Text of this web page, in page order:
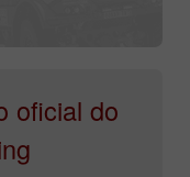
oficial do